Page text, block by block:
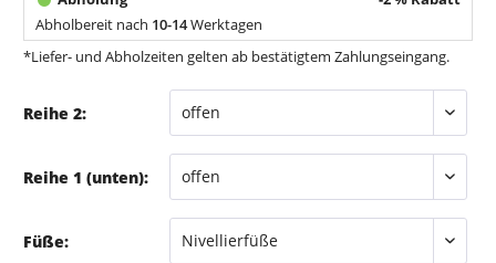
Abholbereit nach 10-14Werktagen
*Liefer- und Abholzeiten gelten ab bestätigtem Zahlungseingang.
Reihe 2:
Reihe 1 (unten):
Füße: